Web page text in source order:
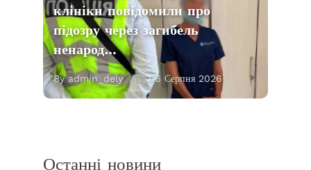
клініки повідомили про
підозру через загибель
ненарод…
By admin_dely 06 Серпня 2026
Останні новини